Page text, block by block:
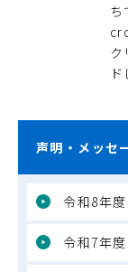
ち
ク
声明・メッセ
令和8年度
令和7年度